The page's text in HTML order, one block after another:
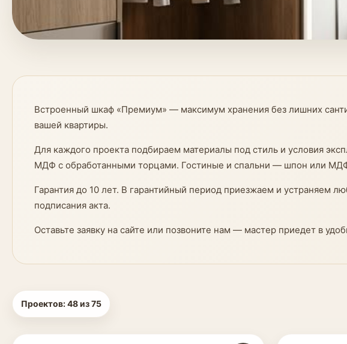
Встроенный шкаф «Премиум» — максимум хранения без лишних
вашей квартиры.
Для каждого проекта подбираем материалы под стиль и условия
МДФ с обработанными торцами. Гостиные и спальни — шпон или МДФ
Гарантия до 10 лет. В гарантийный период приезжаем и устраняем
подписания акта.
Оставьте заявку на сайте или позвоните нам — мастер приедет в
Проектов:48из75